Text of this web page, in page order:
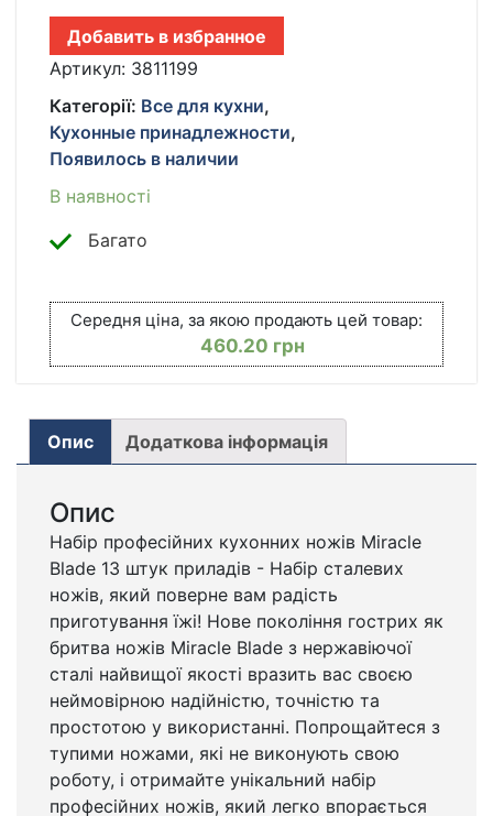
НОЖЕЙ
MIRACLE
BLADE
В
1
КІЛЬКІСТЬ
Добавить в избранное
Артикул: 3811199
Категорії: Все для кухни,
Кухонные принадлежности,
Появилось в наличии
В наявності
Багато
Середня ціна, за якою продають цей товар:
460.20 грн
Опис Додаткова інформація
Опис
Набір професійних кухонних ножів Miracle
Blade 13 штук приладів - Набір сталевих
ножів, який поверне вам радість
приготування їжі! Нове покоління гострих як
бритва ножів Miracle Blade з нержавіючої
сталі найвищої якості вразить вас своєю
неймовірною надійністю, точністю та
простотою у використанні. Попрощайтеся з
тупими ножами, які не виконують свою
роботу, і отримайте унікальний набір
професійних ножів, який легко впорається